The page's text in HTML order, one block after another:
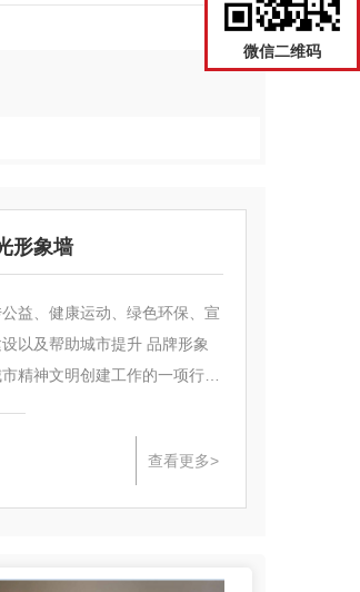
形象墙
益、健康运动、绿色环保、宣
以及帮助城市提升 品牌形象
精神文明创建工作的一项行之
查看更多>
微信二维码